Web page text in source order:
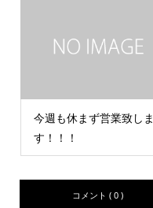
今週も休まず営業致しま
す！！！
コメント ( 0 )